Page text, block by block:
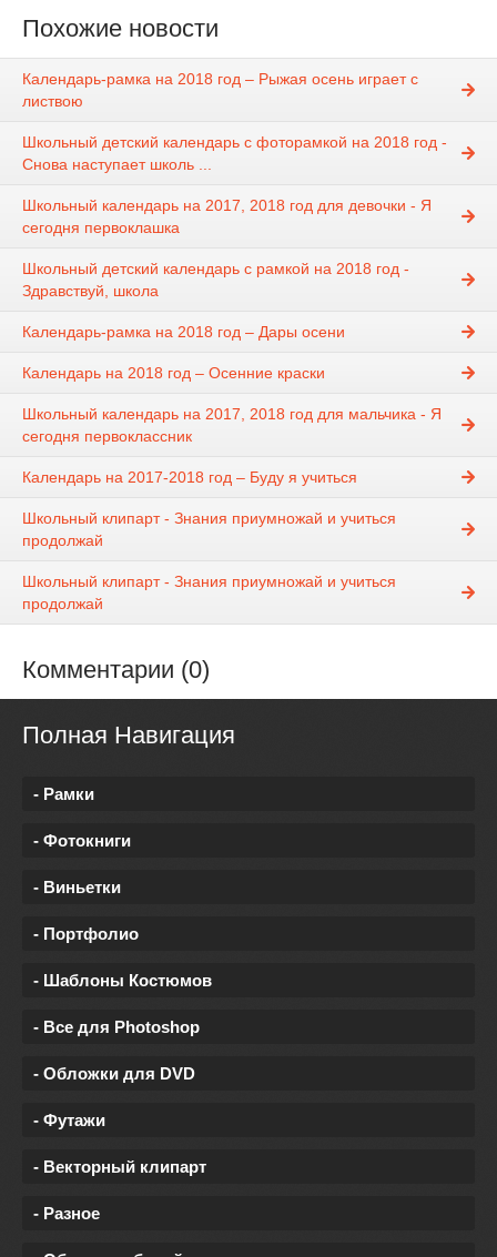
Похожие новости
Календарь-рамка на 2018 год – Рыжая осень играет с
листвою
Школьный детский календарь с фоторамкой на 2018 год -
Снова наступает школь ...
Школьный календарь на 2017, 2018 год для девочки - Я
сегодня первоклашка
Школьный детский календарь с рамкой на 2018 год -
Здравствуй, школа
Календарь-рамка на 2018 год – Дары осени
Календарь на 2018 год – Осенние краски
Школьный календарь на 2017, 2018 год для мальчика - Я
сегодня первоклассник
Календарь на 2017-2018 год – Буду я учиться
Школьный клипарт - Знания приумножай и учиться
продолжай
Школьный клипарт - Знания приумножай и учиться
продолжай
Комментарии (0)
Полная Навигация
- Рамки
- Фотокниги
- Виньетки
- Портфолио
- Шаблоны Костюмов
- Все для Photoshop
- Обложки для DVD
- Футажи
- Векторный клипарт
- Разное